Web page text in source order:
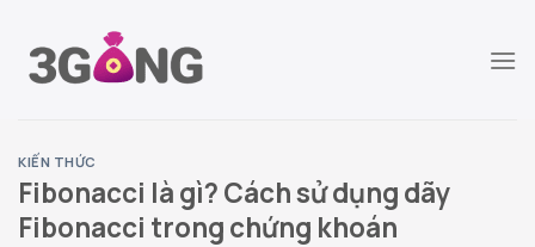
đến
KIẾN THỨC
Fibonacci là gì? Cách sử dụng dãy
Fibonacci trong chứng khoán